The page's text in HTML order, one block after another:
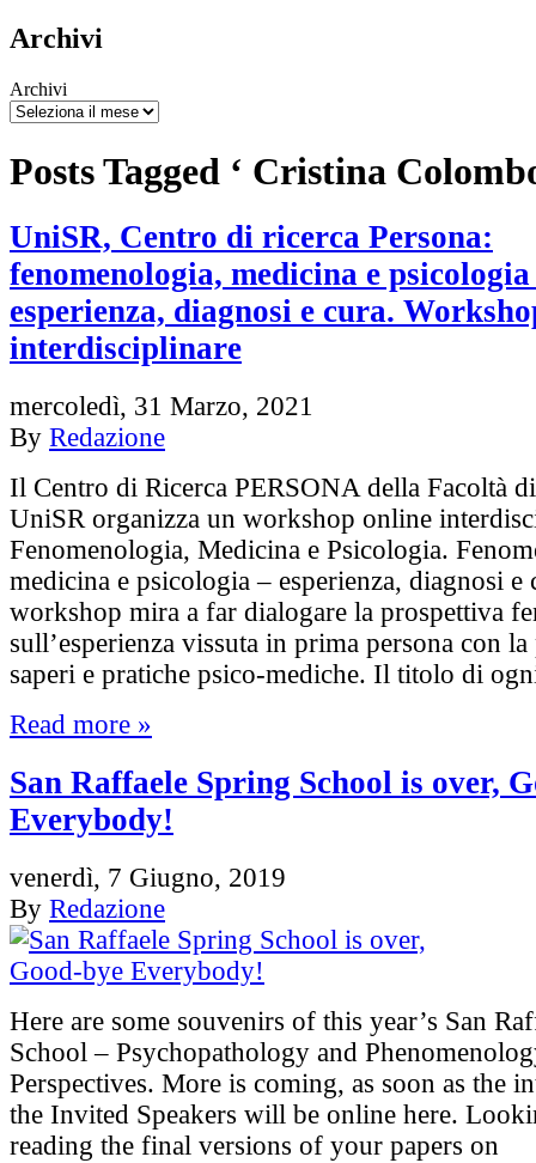
Archivi
Archivi
Posts Tagged ‘ Cristina
UniSR, Centro di ricerca Persona:
fenomenologia, medicina e psicologia
esperienza, diagnosi e cura.
interdisciplinare
mercoledì, 31 Marzo, 2021
By Redazione
Il Centro di Ricerca PERSONA della Facoltà
UniSR organizza un workshop online
Fenomenologia, Medicina e Psicologia.
medicina e psicologia – esperienza, diagnosi e
workshop mira a far dialogare la prospettiva
sull’esperienza vissuta in prima persona con
saperi e pratiche psico-mediche. Il titolo di
Read more »
San Raffaele Spring School is over,
Everybody!
venerdì, 7 Giugno, 2019
By Redazione
Here are some souvenirs of this year’s San
School – Psychopathology and
Perspectives. More is coming, as soon as the
the Invited Speakers will be online here.
reading the final versions of your papers on